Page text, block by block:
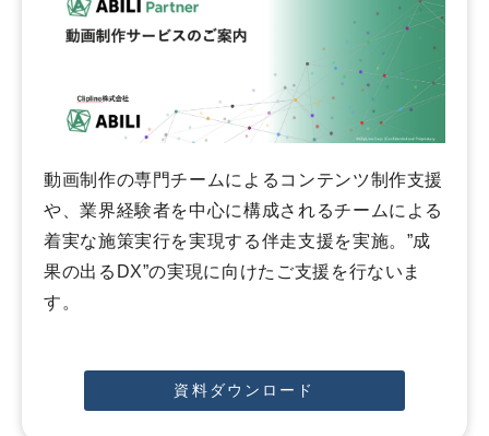
動画制作の専門チームによるコンテンツ制作支援
や、業界経験者を中心に構成されるチームによる
着実な施策実行を実現する伴走支援を実施。”成
果の出るDX”の実現に向けたご支援を行ないま
す。
資料ダウンロード